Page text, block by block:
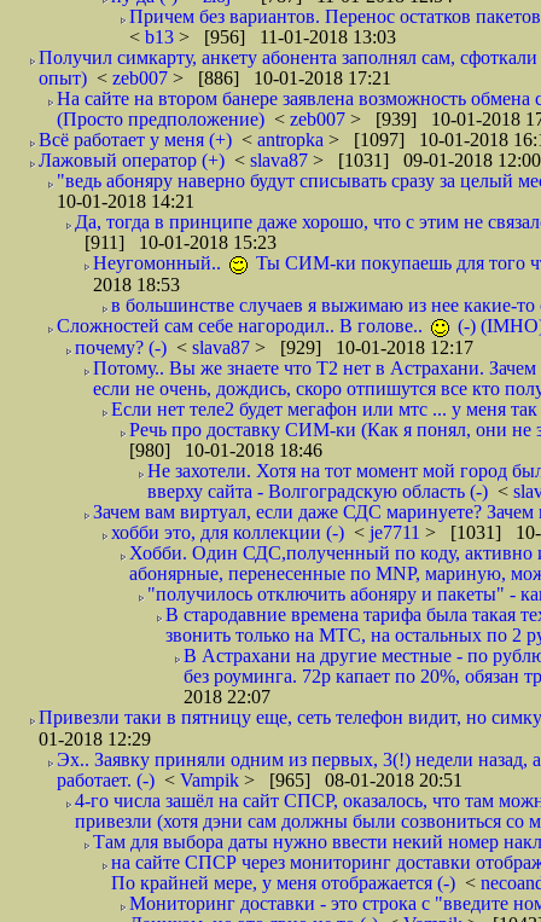
Причем без вариантов. Перенос остатков
< b13 > [956] 11-01-2018 13:03
Получил симкарту, анкету абонента заполнял сам,
опыт) < zeb007 > [886] 10-01-2018 17:21
На сайте на втором банере заявлена возможность
(Просто предположение) < zeb007 > [939] 10-01-2018
Всё работает у меня (+) < antropka > [1097] 10-01-2018
Лажовый оператор (+) < slava87 > [1031] 09-01-2018 12:00
"ведь абоняру наверно будут списывать сразу за целый
10-01-2018 14:21
Да, тогда в принципе даже хорошо, что с этим не
[911] 10-01-2018 15:23
Неугомонный..
Ты СИМ-ки покупаешь для того
2018 18:53
в большинстве случаев я выжимаю из нее какие-то
Сложностей сам себе нагородил.. В голове..
(-)
почему? (-) < slava87 > [929] 10-01-2018 12:17
Потому.. Вы же знаете что Т2 нет в Астрахани.
если не очень, дождись, скоро отпишутся все кто
Если нет теле2 будет мегафон или мтс ... у меня
Речь про доставку СИМ-ки (Как я понял, они не
[980] 10-01-2018 18:46
Не захотели. Хотя на тот момент мой город
вверху сайта - Волгоградскую область (-) <
Зачем вам виртуал, если даже СДС маринуете?
хобби это, для коллекции (-) < je7711 > [1031] 10-
Хобби. Один СДС,полученный по коду, активно
абонярные, перенесенные по MNP, мариную,
"получилось отключить абоняру и пакеты" -
В стародавние времена тарифа была такая
звонить только на МТС, на остальных по 2
В Астрахани на другие местные - по
без роуминга. 72р капает по 20%, обязан
2018 22:07
Привезли таки в пятницу еще, сеть телефон видит, но
01-2018 12:29
Эх.. Заявку приняли одним из первых, 3(!) недели назад,
работает. (-) < Vampik > [965] 08-01-2018 20:51
4-го числа зашёл на сайт СПСР, оказалось, что там
привезли (хотя дэни сам должны были созвониться со
Там для выбора даты нужно ввести некий номер
на сайте СПСР через мониторинг доставки
По крайней мере, у меня отображается (-) <
Мониторинг доставки - это строка с "введите